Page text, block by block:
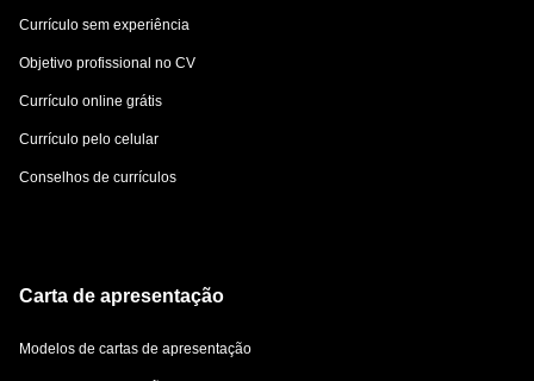
Currículo sem experiência
Objetivo profissional no CV
Currículo online grátis
Currículo pelo celular
Conselhos de currículos
Carta de apresentação
Modelos de cartas de apresentação